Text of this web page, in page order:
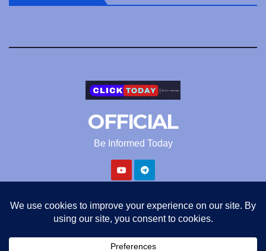
OFFICIAL
Be Informed Today
Proudly powered by WordPress